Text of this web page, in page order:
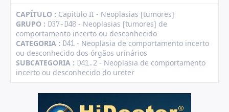
CAPÍTULO : Capítulo II - Neoplasias [tumores]
GRUPO : D37-D48 - Neoplasias [tumores] de
comportamento incerto ou desconhecido
CATEGORIA : D41 - Neoplasia de comportamento incerto
ou desconhecido dos órgãos urinários
SUBCATEGORIA : D41.2 - Neoplasia de comportamento
incerto ou desconhecido do ureter